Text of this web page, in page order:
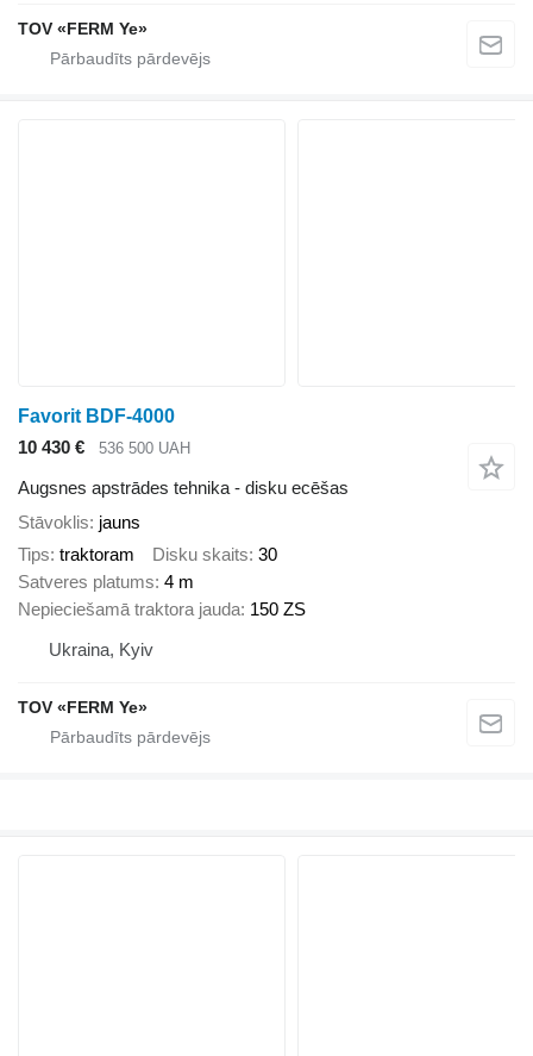
TOV «FERM Ye»
Favorit BDF-4000
10 430 €
536 500 UAH
Augsnes apstrādes tehnika - disku ecēšas
Stāvoklis jauns
Tips traktoram Disku skaits 30
Satveres platums 4 m
Nepieciešamā traktora jauda 150 ZS
Ukraina, Kyiv
TOV «FERM Ye»